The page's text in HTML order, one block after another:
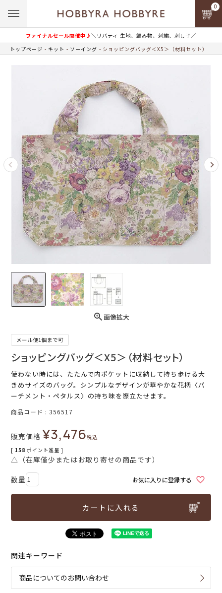
ファイナルセール開催中♪＼リバティ 生地、編み物、刺繍、刺し子／
0
トップページ キット ソーイング ショッピングバッグ＜X5＞（材料セット）
画像拡大
メール便1個まで可
ショッピングバッグ＜X5＞（材料セット）
使わない時には、たたんで内ポケットに収納して持ち歩ける大
きめサイズのバッグ。シンプルなデザインが華やかな花柄〈パ
ーチメント・ペタルス〉の持ち味を際立たせます。
商品コード 356517
販売価格 ¥3,476税込
[ 158 ポイント進呈 ]
△（在庫僅少またはお取り寄せの商品です）
お気に入りに登録する
カートに入れる
関連キーワード
商品についてのお問い合わせ